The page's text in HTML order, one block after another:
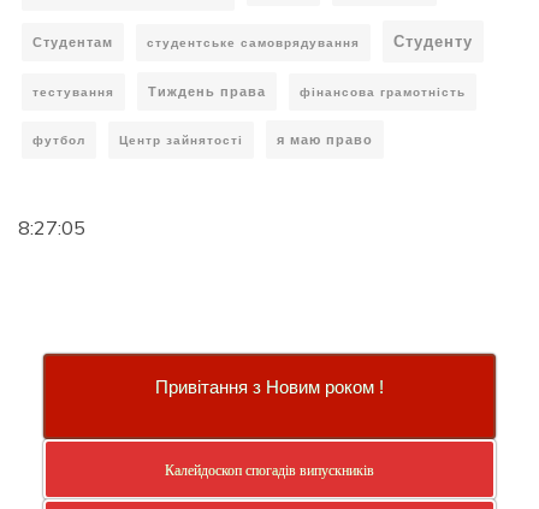
Студентам студентське самоврядування Студенту
тестування Тиждень права фінансова грамотність
футбол Центр зайнятості я маю право
8:27:05
Привітання з Новим роком !
Калейдоскоп спогадів випускників